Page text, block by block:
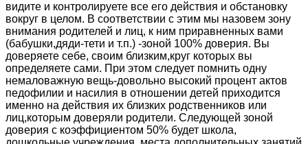
видите и контролируете все его действия и обстановку
вокруг в целом. В соответствии с этим мы назовем зону
внимания родителей и лиц, к ним приравненных вами
(бабушки,дяди-тети и т.п.) -зоной 100% доверия. Вы
доверяете себе, своим близким,круг которых вы
определяете сами. При этом следует помнить одну
немаловажную вещь-довольно высокий процент актов
педофилии и насилия в отношении детей приходится
именно на действия их близких родственников или
лиц,которым доверяли родители. Следующей зоной
доверия с коэффициентом 50% будет школа,